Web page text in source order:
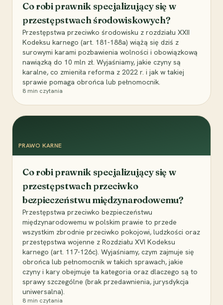
Co robi prawnik specjalizujący się w
przestępstwach środowiskowych?
Przestępstwa przeciwko środowisku z rozdziału XXII
Kodeksu karnego (art. 181-188a) wiążą się dziś z
surowymi karami pozbawienia wolności i obowiązkową
nawiązką do 10 mln zł. Wyjaśniamy, jakie czyny są
karalne, co zmieniła reforma z 2022 r. i jak w takiej
sprawie pomaga obrońca lub pełnomocnik.
8 min czytania
PRAWO KARNE
Co robi prawnik specjalizujący się w
przestępstwach przeciwko
bezpieczeństwu międzynarodowemu?
Przestępstwa przeciwko bezpieczeństwu
międzynarodowemu w polskim prawie to przede
wszystkim zbrodnie przeciwko pokojowi, ludzkości oraz
przestępstwa wojenne z Rozdziału XVI Kodeksu
karnego (art. 117-126c). Wyjaśniamy, czym zajmuje się
obrońca lub pełnomocnik w takich sprawach, jakie
czyny i kary obejmuje ta kategoria oraz dlaczego są to
sprawy szczególne (brak przedawnienia, jurysdykcja
uniwersalna).
8 min czytania